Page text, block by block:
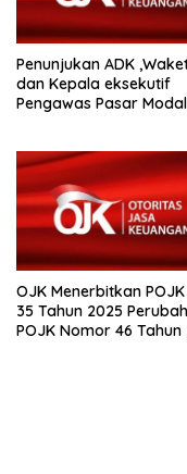
Penunjukan ADK
dan Kepala eksekutif
Pengawas Pasar Modal
OJK Menerbitkan
35 Tahun 2025
POJK Nomor 46 Tahun